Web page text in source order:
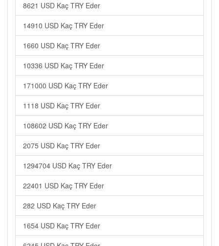
8621 USD Kaç TRY Eder
14910 USD Kaç TRY Eder
1660 USD Kaç TRY Eder
10336 USD Kaç TRY Eder
171000 USD Kaç TRY Eder
1118 USD Kaç TRY Eder
108602 USD Kaç TRY Eder
2075 USD Kaç TRY Eder
1294704 USD Kaç TRY Eder
22401 USD Kaç TRY Eder
282 USD Kaç TRY Eder
1654 USD Kaç TRY Eder